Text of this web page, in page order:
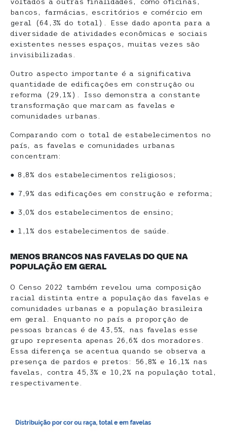
bancos, farmácias, escritórios e comércio em
geral (64,3% do total). Esse dado aponta para a
diversidade de atividades econômicas e sociais
existentes nesses espaços, muitas vezes são
invisibilizadas.
Outro aspecto importante é a significativa
quantidade de edificações em construção ou
reforma (29,1%). Isso demonstra a constante
transformação que marcam as favelas e
comunidades urbanas.
Comparando com o total de estabelecimentos no
país, as favelas e comunidades urbanas
concentram:
● 8,8% dos estabelecimentos religiosos;
● 7,9% das edificações em construção e reforma;
● 3,0% dos estabelecimentos de ensino;
● 1,1% dos estabelecimentos de saúde.
MENOS BRANCOS NAS FAVELAS DO QUE NA
POPULAÇÃO EM GERAL
O Censo 2022 também revelou uma composição
racial distinta entre a população das favelas e
comunidades urbanas e a população brasileira
em geral. Enquanto no país a proporção de
pessoas brancas é de 43,5%, nas favelas esse
grupo representa apenas 26,6% dos moradores.
Essa diferença se acentua quando se observa a
presença de pardos e pretos: 56,8% e 16,1% nas
favelas, contra 45,3% e 10,2% na população total,
respectivamente.